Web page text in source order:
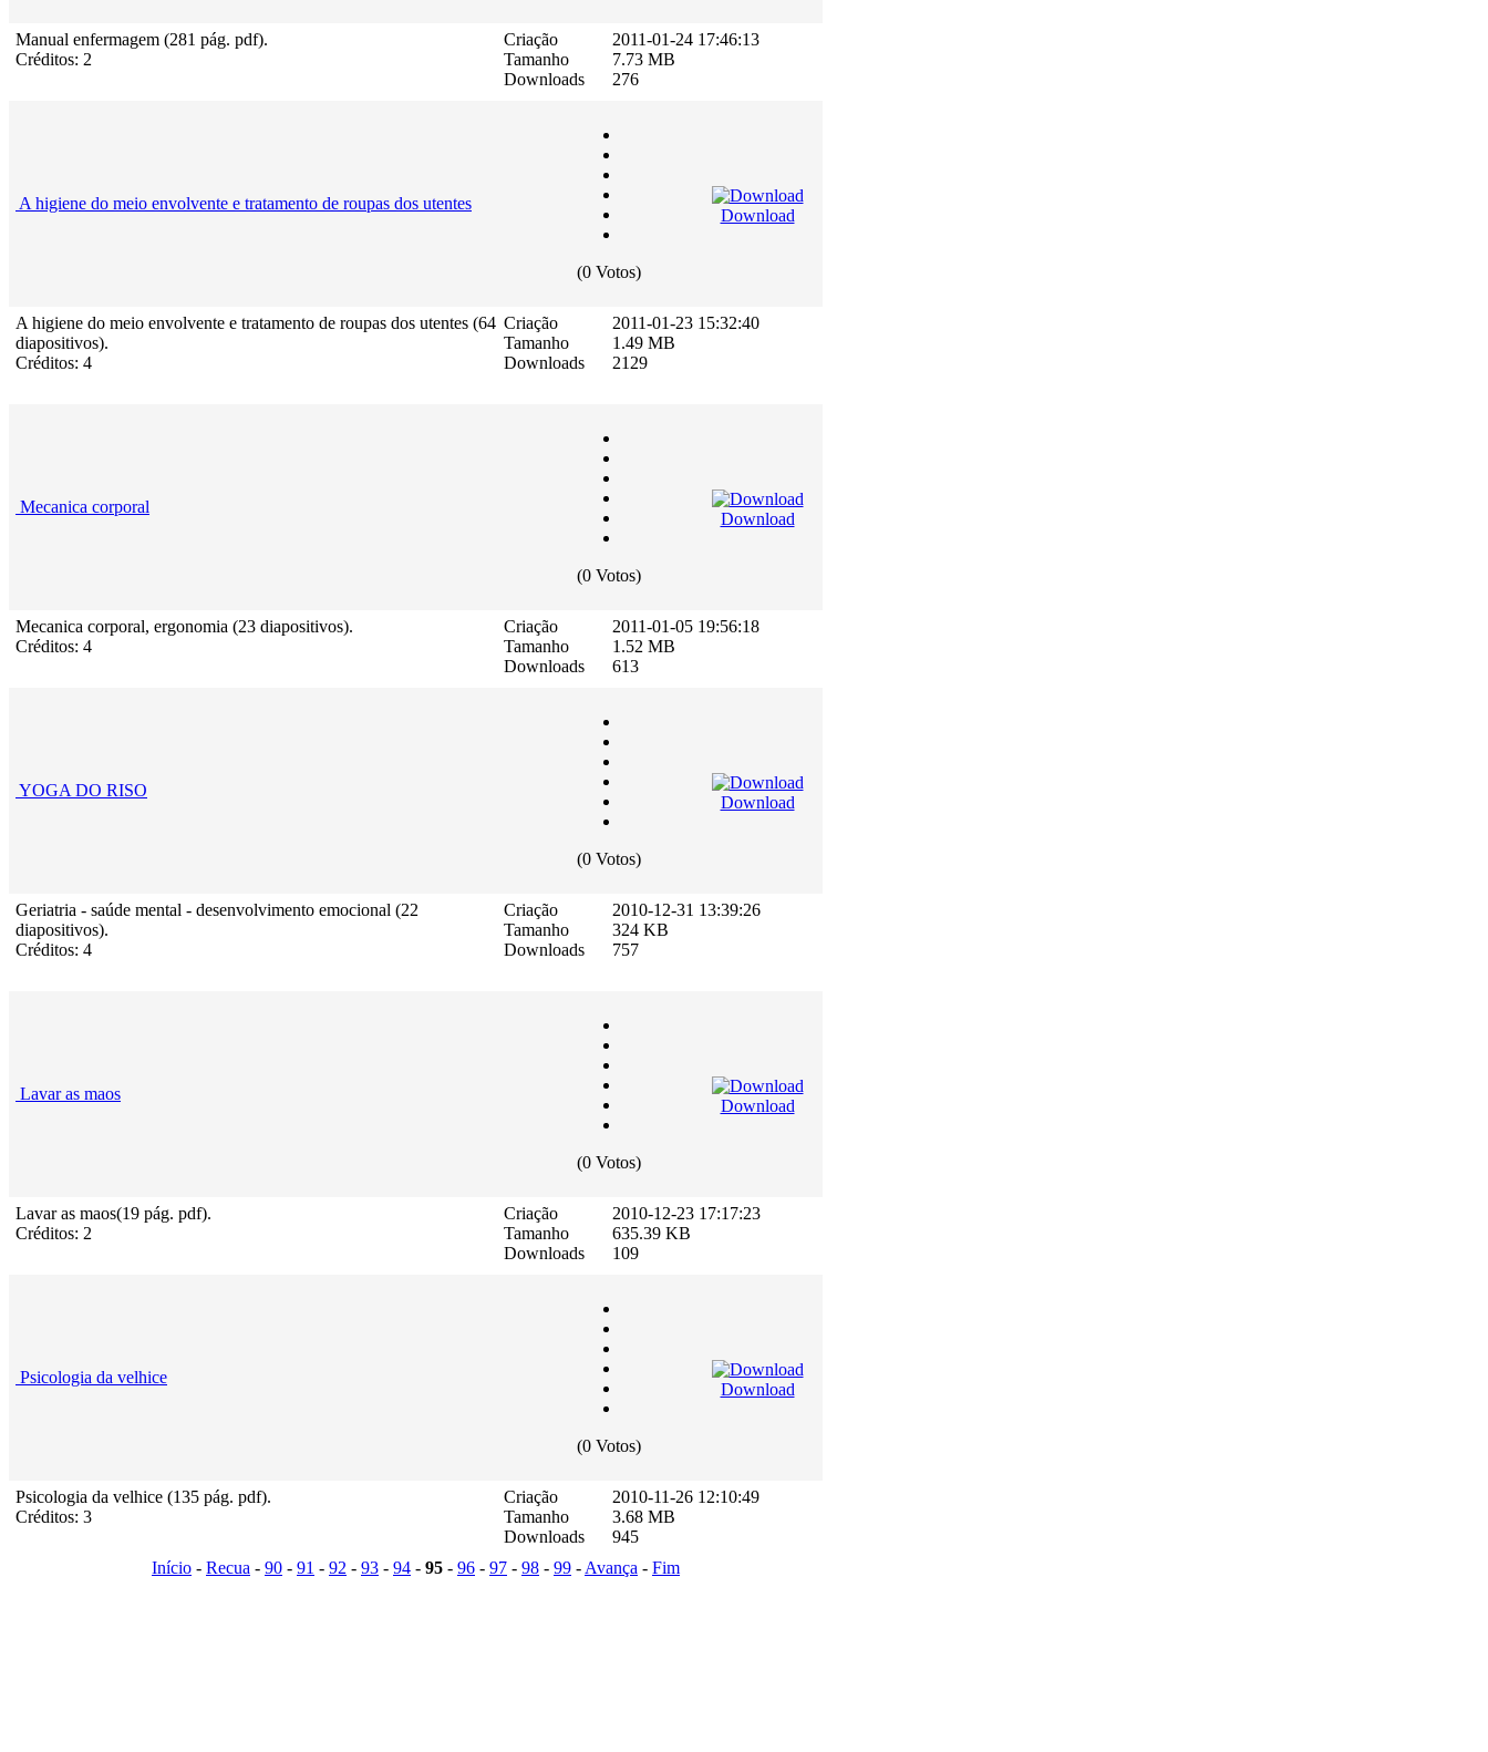
Manual enfermagem (281 pág. pdf).
Créditos: 2
Criação
Tamanho
Downloads
2011-01-24 17:46:13
7.73 MB
276
A higiene do meio envolvente e tratamento de roupas dos utentes
(0 Votos)
Download
A higiene do meio envolvente e tratamento de roupas dos utentes (64
diapositivos).
Créditos: 4
Criação
Tamanho
Downloads
2011-01-23 15:32:40
1.49 MB
2129
Mecanica corporal
(0 Votos)
Download
Mecanica corporal, ergonomia (23 diapositivos).
Créditos: 4
Criação
Tamanho
Downloads
2011-01-05 19:56:18
1.52 MB
613
YOGA DO RISO
(0 Votos)
Download
Geriatria - saúde mental - desenvolvimento emocional (22
diapositivos).
Créditos: 4
Criação
Tamanho
Downloads
2010-12-31 13:39:26
324 KB
757
Lavar as maos
(0 Votos)
Download
Lavar as maos(19 pág. pdf).
Créditos: 2
Criação
Tamanho
Downloads
2010-12-23 17:17:23
635.39 KB
109
Psicologia da velhice
(0 Votos)
Download
Psicologia da velhice (135 pág. pdf).
Créditos: 3
Criação
Tamanho
Downloads
2010-11-26 12:10:49
3.68 MB
945
Início - Recua - 90 - 91 - 92 - 93 - 94 - 95 - 96 - 97 - 98 - 99 -Avança - Fim